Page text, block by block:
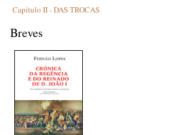
Capítulo II - DAS TROCAS
Breves